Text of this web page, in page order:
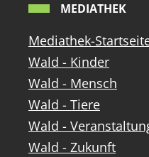
MEDIATHEK
Mediathek-
Wald - Kinder
Wald - Mensch
Wald - Tiere
Wald -
Wald - Zukunft